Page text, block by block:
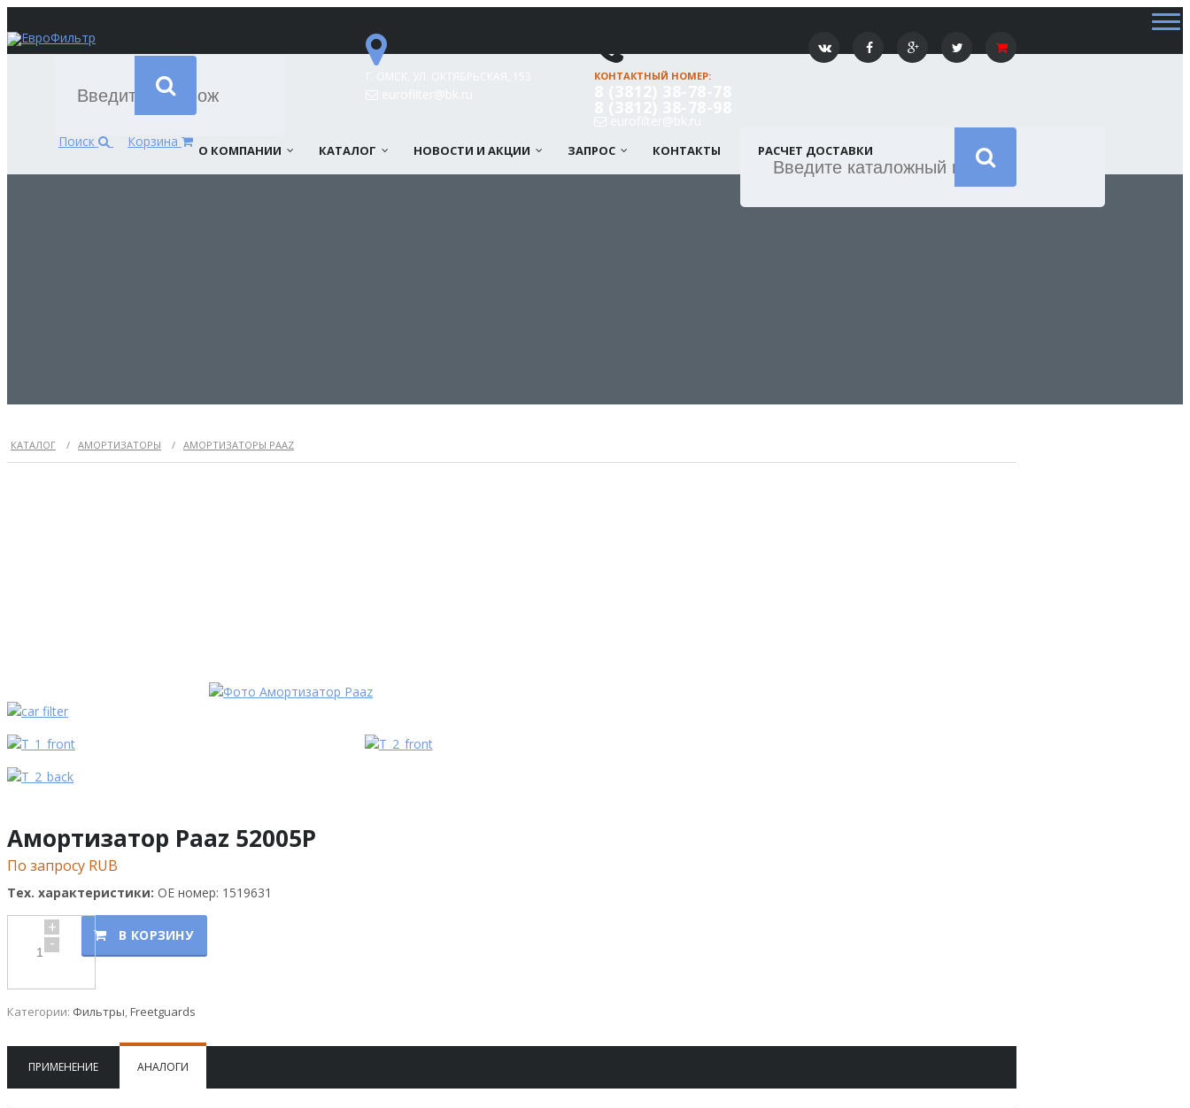
Поиск Корзина
КОНТАКТНЫЙ НОМЕР:
О КОМПАНИИ КАТАЛОГ НОВОСТИ И АКЦИИ ЗАПРОС КОНТАКТЫ РАСЧЕТ ДОСТАВКИ
КАТАЛОГ / АМОРТИЗАТОРЫ / АМОРТИЗАТОРЫ PAAZ
Амортизатор Paaz 52005P
По запросу RUB
Тех. характеристики: OE номер: 1519631
+
- В КОРЗИНУ
Категории: Фильтры,Freetguards
ПРИМЕНЕНИЕ АНАЛОГИ